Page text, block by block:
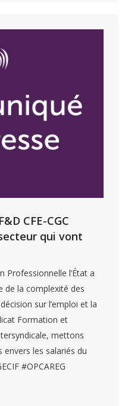
CFE-CGC
qui vont
Professionnelle l’État a
de la complexité des
sur l’emploi et la
Formation et
mettons
envers les salariés du
#OPCAREG